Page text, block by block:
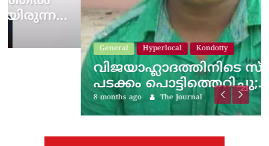
General Hyperlocal Kondotty
വിജയാഹ്ലാദത്തിനിടെ സ്കൂട്ടറിലെ
പടക്കം പൊട്ടിത്തെറിച്ചു;…
The Journal